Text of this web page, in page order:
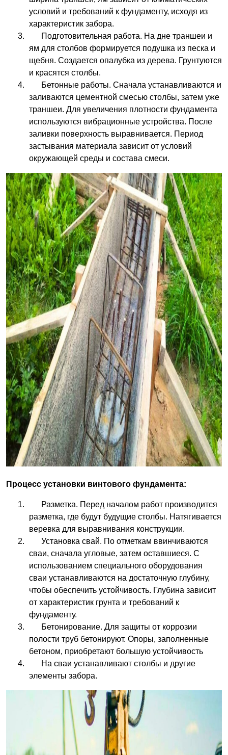
условий и требований к фундаменту, исходя из
характеристик забора.
Подготовительная работа. На дне траншеи и
ям для столбов формируется подушка из песка и
щебня. Создается опалубка из дерева. Грунтуются
и красятся столбы.
Бетонные работы. Сначала устанавливаются и
заливаются цементной смесью столбы, затем уже
траншеи. Для увеличения плотности фундамента
используются вибрационные устройства. После
заливки поверхность выравнивается. Период
застывания материала зависит от условий
окружающей среды и состава смеси.
Процесс установки винтового фундамента:
Разметка. Перед началом работ производится
разметка, где будут будущие столбы. Натягивается
веревка для выравнивания конструкции.
Установка свай. По отметкам ввинчиваются
сваи, сначала угловые, затем оставшиеся. С
использованием специального оборудования
сваи устанавливаются на достаточную глубину,
чтобы обеспечить устойчивость. Глубина зависит
от характеристик грунта и требований к
фундаменту.
Бетонирование. Для защиты от коррозии
полости труб бетонируют. Опоры, заполненные
бетоном, приобретают большую устойчивость
На сваи устанавливают столбы и другие
элементы забора.